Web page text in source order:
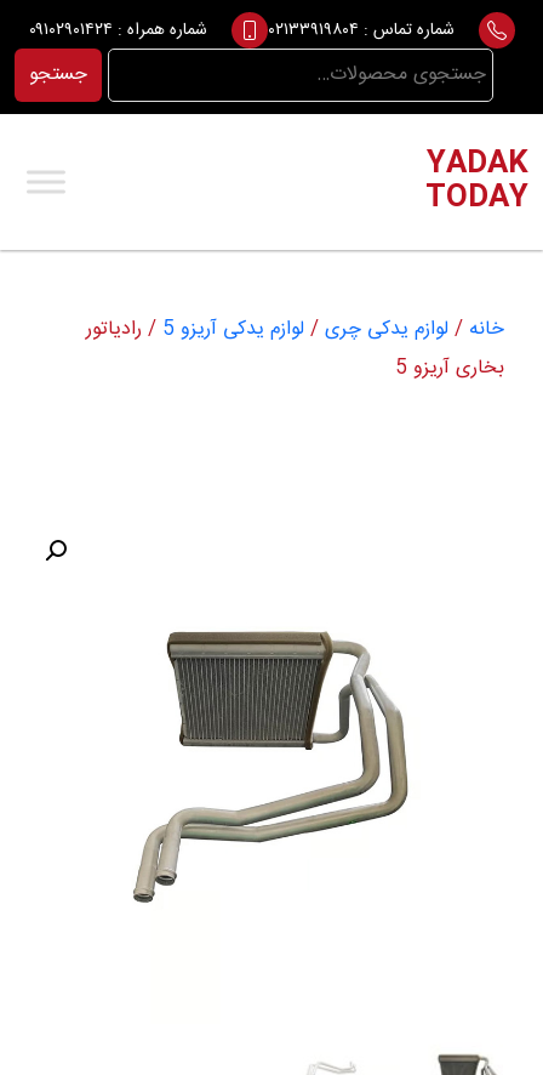
Skip
content
شماره تماس : ۰۲۱۳۳۹۱۹۸۰۴ شماره همراه : ۰۹۱۰۲۹۰۱۴۲۴
جستجو
برای:
جستجو
YADAK
TODAY
خانه / لوازم یدکی چری/ لوازم یدکی آریزو 5
/ رادیاتور
بخاری آریزو 5